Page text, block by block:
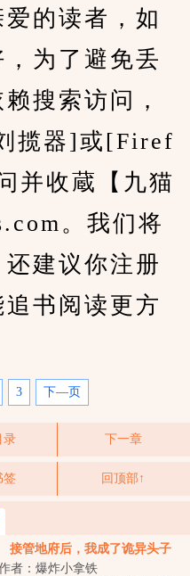
的读者，如
为了避免丢
搜索访问，
揽器]或[Firef
并收蔵【九猫
。我们将
建议你注册
书阅读更方
3 下—页
录 下一章
签 回顶部↑
接管地府后，我成了诡异头子
者：爆炸小拿铁